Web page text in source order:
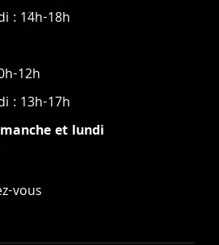
: 14h-18h
12h
: 13h-17h
et lundi
vous